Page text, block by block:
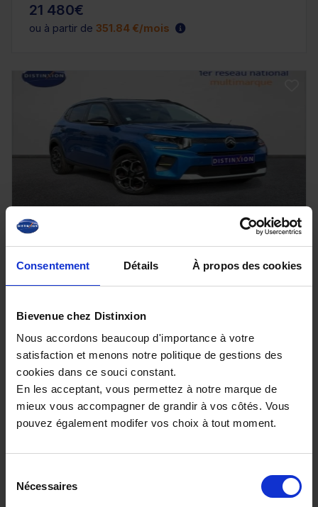
Consentement Détails À propos des cookies
Bievenue chez Distinxion
Nous accordons beaucoup d'importance à votre
satisfaction et menons notre politique de gestions des
cookies dans ce souci constant.
En les acceptant, vous permettez à notre marque de
mieux vous accompagner de grandir à vos côtés. Vous
pouvez également modifer vos choix à tout moment.
Nécessaires
21 480€
ou à partir de 351.84 €/mois
CITROEN C3
1.2 Turbo 100ch MAX
16152 km - 2025 - Essence - Boîte manuelle
16 890€